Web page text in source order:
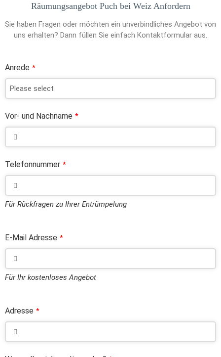
Räumungsangebot Puch bei Weiz Anfordern
Sie haben Fragen oder möchten ein unverbindliches Angebot von
uns erhalten? Dann füllen Sie einfach Kontaktformular aus.
Anrede *
Vor- und Nachname *
Telefonnummer *
Für Rückfragen zu Ihrer Entrümpelung
E-Mail Adresse *
Für Ihr kostenloses Angebot
Adresse *